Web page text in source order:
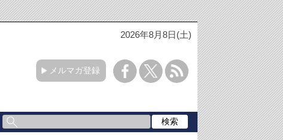
2026年8月8日(土)
メルマガ登録